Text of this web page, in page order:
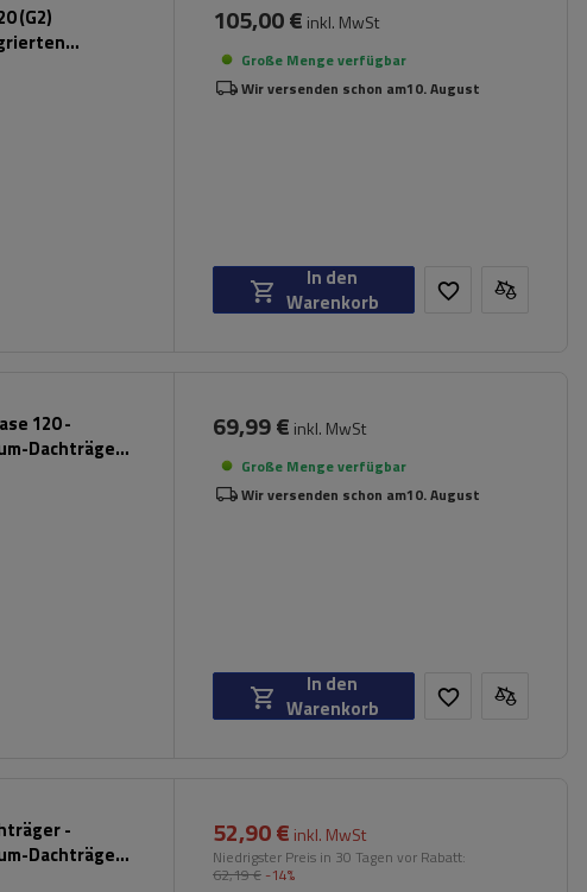
(G2)
105,00 € inkl. MwSt
Große Menge verfügbar
Wir versenden schon am10. August
In den
Warenkorb
120 -
Dachträger
69,99 € inkl. MwSt
Große Menge verfügbar
Wir versenden schon am10. August
In den
Warenkorb
-
Dachträger
52,90 € inkl. MwSt
Niedrigster Preis in 30 Tagen vor Rabatt:
62,19 € -14%